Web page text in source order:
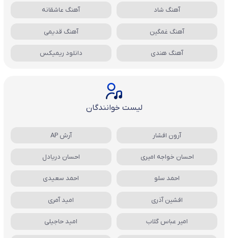
آهنگ شاد آهنگ عاشقانه
آهنگ غمگین آهنگ قدیمی
آهنگ هندی دانلود ریمیکس
لیست خوانندگان
آرون افشار آرش AP
احسان خواجه امیری احسان دریادل
احمد سلو احمد سعیدی
افشین آذری امید آمری
امیر عباس گلاب امید حاجیلی